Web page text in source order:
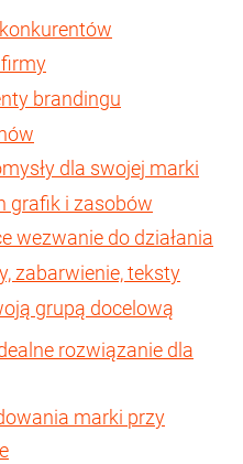
brandingu
dla swojej marki
grafik i zasobów
wezwanie do działania
zabarwienie, teksty
grupą docelową
rozwiązanie dla
marki przy